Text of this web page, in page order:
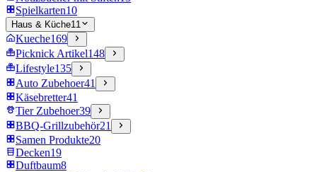
Spielkarten10
Haus & Küche11
Kueche169
Picknick Artikel148
Lifestyle135
Auto Zubehoer41
Käsebretter41
Tier Zubehoer39
BBQ-Grillzubehör21
Samen Produkte20
Decken19
Duftbaum8